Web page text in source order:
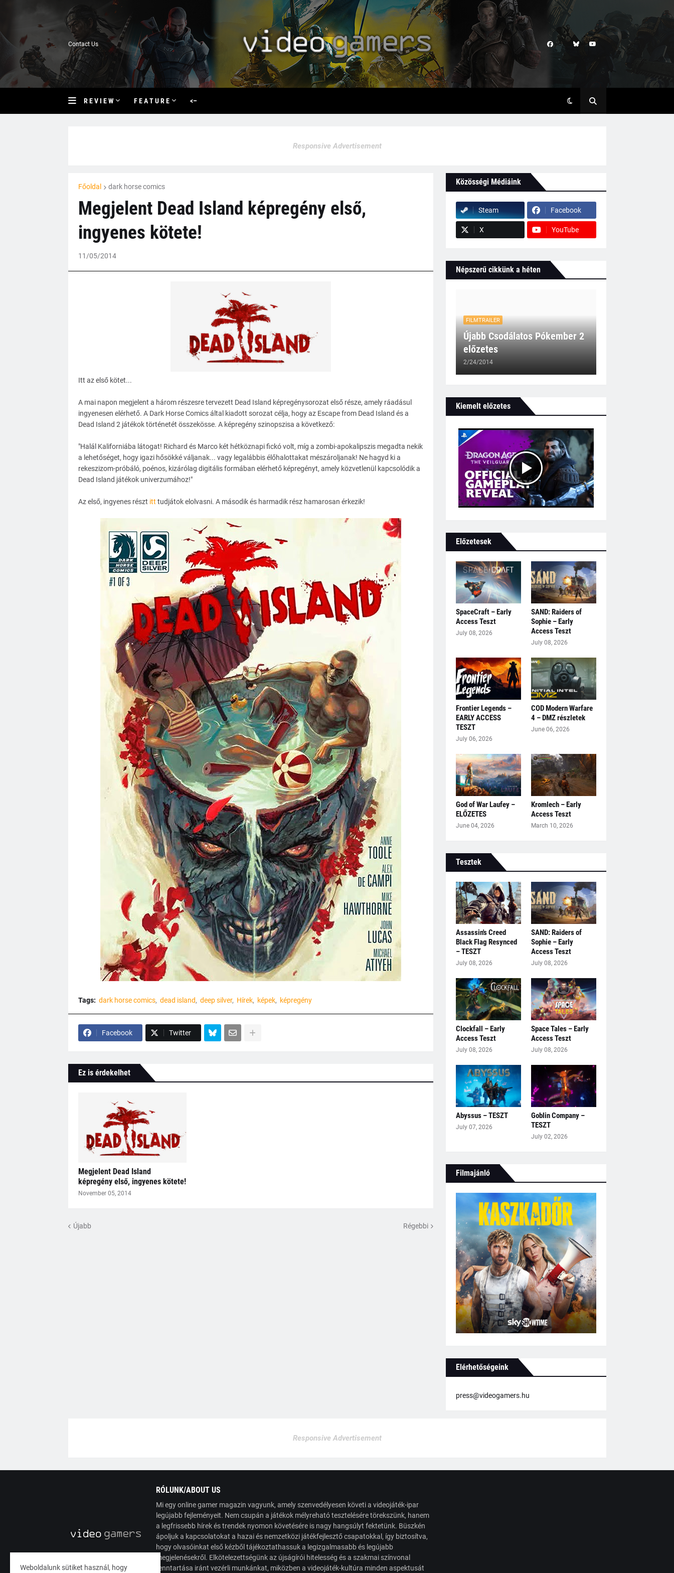
Contact Us
R E V I E W F E A T U R E <–
Responsive Advertisement
Főoldal dark horse comics
Megjelent Dead Island képregény első,
ingyenes kötete!
11/05/2014
Itt az első kötet...
A mai napon megjelent a három részesre tervezett Dead Island képregénysorozat első része, amely ráadásul
ingyenesen elérhető. A Dark Horse Comics által kiadott sorozat célja, hogy az Escape from Dead Island és a
Dead Island 2 játékok történetét összekösse. A képregény szinopszisa a következő:
"Halál Kaliforniába látogat! Richard és Marco két hétköznapi fickó volt, míg a zombi-apokalipszis megadta nekik
a lehetőséget, hogy igazi hősökké váljanak... vagy legalábbis élőhalottakat mészároljanak! Ne hagyd ki a
rekeszizom-próbáló, poénos, kizárólag digitális formában elérhető képregényt, amely közvetlenül kapcsolódik a
Dead Island játékok univerzumához!"
Az első, ingyenes részt itt tudjátok elolvasni. A második és harmadik rész hamarosan érkezik!
Tags: dark horse comics dead island deep silver Hírek képek képregény
Facebook Twitter
Ez is érdekelhet
Megjelent Dead Island
képregény első, ingyenes kötete!
November 05, 2014
Újabb Régebbi
Közösségi Médiáink
Steam Facebook
X YouTube
Népszerű cikkünk a héten
FILMTRAILER
Újabb Csodálatos Pókember 2
előzetes
2/24/2014
Kiemelt előzetes
Előzetesek
SpaceCraft – Early
Access Teszt
July 08, 2026
SAND: Raiders of
Sophie – Early
Access Teszt
July 08, 2026
Frontier Legends –
EARLY ACCESS
TESZT
July 06, 2026
COD Modern Warfare
4 – DMZ részletek
June 06, 2026
God of War Laufey –
ELŐZETES
June 04, 2026
Kromlech – Early
Access Teszt
March 10, 2026
Tesztek
Assassin's Creed
Black Flag Resynced
– TESZT
July 08, 2026
SAND: Raiders of
Sophie – Early
Access Teszt
July 08, 2026
Clockfall – Early
Access Teszt
July 08, 2026
Space Tales – Early
Access Teszt
July 08, 2026
Abyssus – TESZT
July 07, 2026
Goblin Company –
TESZT
July 02, 2026
Filmajánló
Elérhetőségeink
press@videogamers.hu
Responsive Advertisement
RÓLUNK/ABOUT US
Mi egy online gamer magazin vagyunk, amely szenvedélyesen követi a videojáték-ipar
legújabb fejleményeit. Nem csupán a játékok mélyreható tesztelésére törekszünk, hanem
a legfrissebb hírek és trendek nyomon követésére is nagy hangsúlyt fektetünk. Büszkén
ápoljuk a kapcsolatokat a hazai és nemzetközi játékfejlesztő csapatokkal, így biztosítva,
hogy olvasóinkat első kézből tájékoztathassuk a legizgalmasabb és legújabb
megjelenésekről. Elkötelezettségünk az újságírói hitelesség és a szakmai színvonal
fenntartása iránt vezérli munkánkat, miközben a videojáték-kultúra minden aspektusát
Weboldalunk sütiket használ, hogy